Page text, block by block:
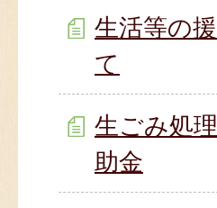
生活等の
て
生ごみ処
助金